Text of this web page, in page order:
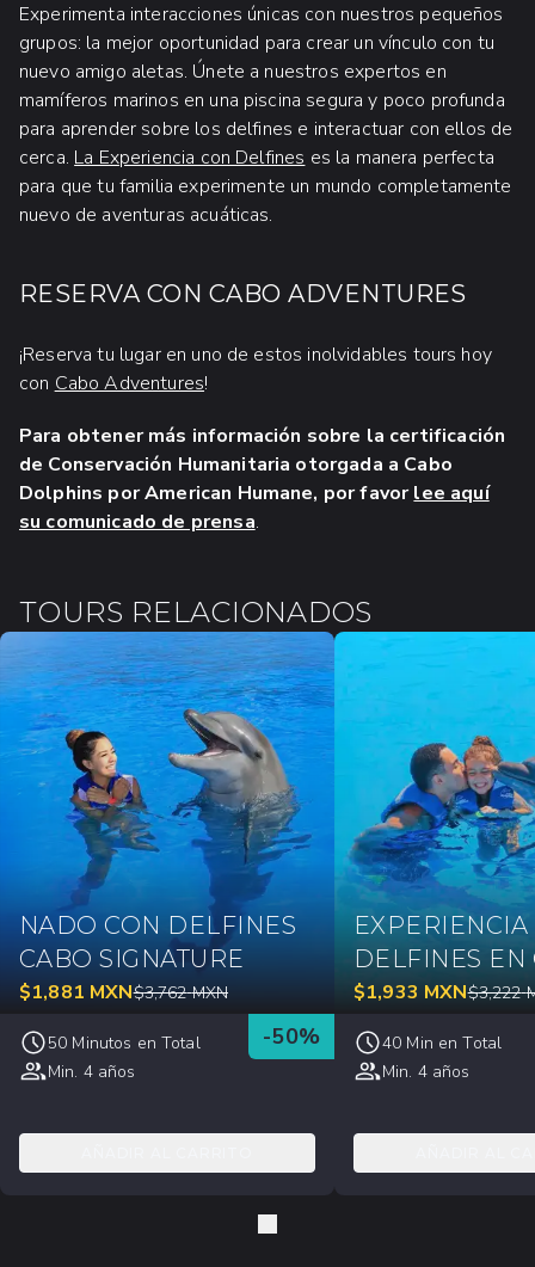
Experimenta interacciones únicas con nuestros pequeños
grupos: la mejor oportunidad para crear un vínculo con tu
nuevo amigo aletas. Únete a nuestros expertos en
mamíferos marinos en una piscina segura y poco profunda
para aprender sobre los delfines e interactuar con ellos de
cerca. La Experiencia con Delfines es la manera perfecta
para que tu familia experimente un mundo completamente
nuevo de aventuras acuáticas.
RESERVA CON CABO ADVENTURES
¡Reserva tu lugar en uno de estos inolvidables tours hoy
con Cabo Adventures!
Para obtener más información sobre la certificación
de Conservación Humanitaria otorgada a Cabo
Dolphins por American Humane, por favorlee aquí
su comunicado de prensa.
TOURS RELACIONADOS
NADO CON DELFINES
CABO SIGNATURE
$1,881 MXN$3,762 MXN
-50%
50 Minutos en Total
Min. 4 años
EXPERIENCIA
DELFINES EN
$1,933 MXN$3,222
40 Min en Total
Min. 4 años